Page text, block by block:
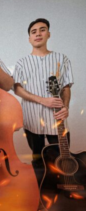
CONQUISTAN
TIKTOK
Y
LLEVAN
SU
MÚSICA
REGIONAL
MEXICANA
A
COLOMBIA